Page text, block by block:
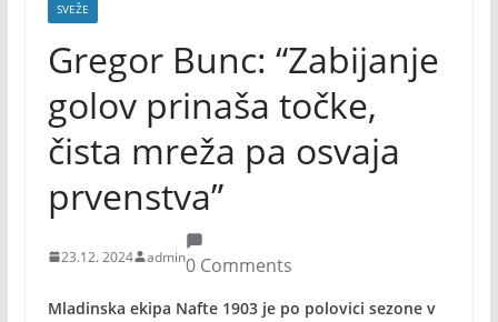
SVEŽE
Gregor Bunc: “Zabijanje
golov prinaša točke,
čista mreža pa osvaja
prvenstva”
23.12. 2024 admin0 Comments
Mladinska ekipa Nafte 1903 je po polovici sezone v